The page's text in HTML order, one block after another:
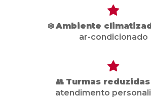
❄️Ambiente
ar-condicionado
👥 Turmas reduzidas
atendimento